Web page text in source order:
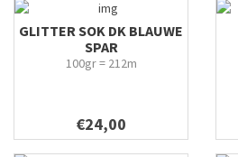
GLITTER SOK DK BLAUWE
SPAR
100gr = 212m
€24,00